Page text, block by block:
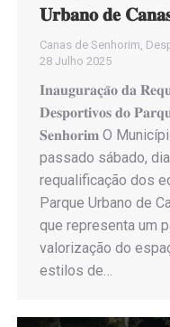
𝐔𝐫𝐛𝐚𝐧𝐨 𝐝𝐞
Canas de Senhorim
28 Julho 2025
𝐈𝐧𝐚𝐮𝐠𝐮𝐫𝐚𝐜̧𝐚̃𝐨 𝐝𝐚
𝐃𝐞𝐬𝐩𝐨𝐫𝐭𝐢𝐯𝐨𝐬 𝐝𝐨
𝐒𝐞𝐧𝐡𝐨𝐫𝐢𝐦 O
passado sábado,
requalificação dos
Parque Urbano de
que representa um
valorização do
estilos de…